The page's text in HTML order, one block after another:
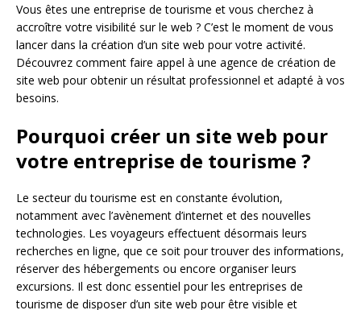
Vous êtes une entreprise de tourisme et vous cherchez à
accroître votre visibilité sur le web ? C’est le moment de vous
lancer dans la création d’un site web pour votre activité.
Découvrez comment faire appel à une agence de création de
site web pour obtenir un résultat professionnel et adapté à vos
besoins.
Pourquoi créer un site web pour
votre entreprise de tourisme ?
Le secteur du tourisme est en constante évolution,
notamment avec l’avènement d’internet et des nouvelles
technologies. Les voyageurs effectuent désormais leurs
recherches en ligne, que ce soit pour trouver des informations,
réserver des hébergements ou encore organiser leurs
excursions. Il est donc essentiel pour les entreprises de
tourisme de disposer d’un site web pour être visible et